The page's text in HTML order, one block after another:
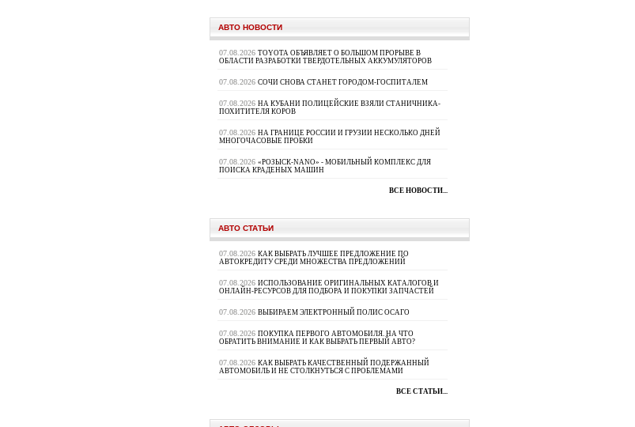
АВТО НОВОСТИ
07.08.2026 TOYOTA ОБЪЯВЛЯЕТ О БОЛЬШОМ ПРОРЫВЕ В
ОБЛАСТИ РАЗРАБОТКИ ТВЕРДОТЕЛЬНЫХ АККУМУЛЯТОРОВ
07.08.2026 СОЧИ СНОВА СТАНЕТ ГОРОДОМ-ГОСПИТАЛЕМ
07.08.2026 НА КУБАНИ ПОЛИЦЕЙСКИЕ ВЗЯЛИ СТАНИЧНИКА-
ПОХИТИТЕЛЯ КОРОВ
07.08.2026 НА ГРАНИЦЕ РОССИИ И ГРУЗИИ НЕСКОЛЬКО ДНЕЙ
МНОГОЧАСОВЫЕ ПРОБКИ
07.08.2026 «РОЗЫСК-NANO» - МОБИЛЬНЫЙ КОМПЛЕКС ДЛЯ
ПОИСКА КРАДЕНЫХ МАШИН
ВСЕ НОВОСТИ...
АВТО СТАТЬИ
07.08.2026 КАК ВЫБРАТЬ ЛУЧШЕЕ ПРЕДЛОЖЕНИЕ ПО
АВТОКРЕДИТУ СРЕДИ МНОЖЕСТВА ПРЕДЛОЖЕНИЙ
07.08.2026 ИСПОЛЬЗОВАНИЕ ОРИГИНАЛЬНЫХ КАТАЛОГОВ И
ОНЛАЙН-РЕСУРСОВ ДЛЯ ПОДБОРА И ПОКУПКИ ЗАПЧАСТЕЙ
07.08.2026 ВЫБИРАЕМ ЭЛЕКТРОННЫЙ ПОЛИС ОСАГО
07.08.2026 ПОКУПКА ПЕРВОГО АВТОМОБИЛЯ. НА ЧТО
ОБРАТИТЬ ВНИМАНИЕ И КАК ВЫБРАТЬ ПЕРВЫЙ АВТО?
07.08.2026 КАК ВЫБРАТЬ КАЧЕСТВЕННЫЙ ПОДЕРЖАННЫЙ
АВТОМОБИЛЬ И НЕ СТОЛКНУТЬСЯ С ПРОБЛЕМАМИ
ВСЕ СТАТЬИ...